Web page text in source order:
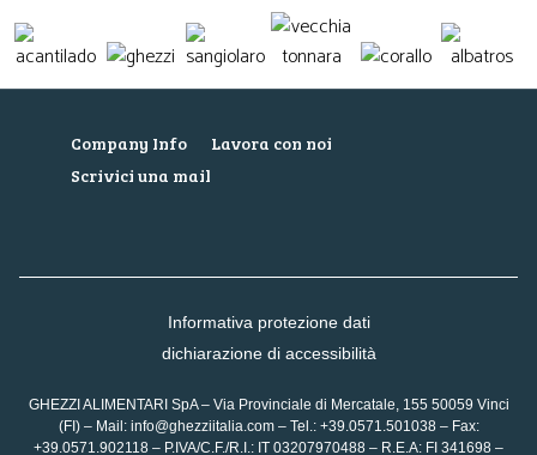
Company Info
Lavora con noi
Scrivici una mail
Informativa protezione dati
dichiarazione di accessibilità
GHEZZI ALIMENTARI SpA – Via Provinciale di Mercatale, 155 50059 Vinci
(FI) – Mail: info@ghezziitalia.com– Tel.: +39.0571.501038 – Fax:
+39.0571.902118 – P.IVA/C.F./R.I.: IT 03207970488 – R.E.A: FI 341698 –